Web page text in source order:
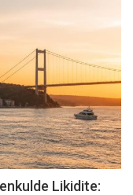
Likidite: